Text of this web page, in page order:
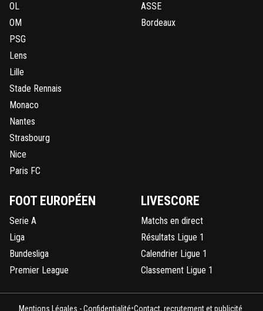
OL
OM
PSG
Lens
Lille
Stade Rennais
Monaco
Nantes
Strasbourg
Nice
Paris FC
ASSE
Bordeaux
FOOT EUROPÉEN
Serie A
Liga
Bundesliga
Premier League
LIVESCORE
Matchs en direct
Résultats Ligue 1
Calendrier Ligue 1
Classement Ligue 1
Mentions Légales - Confidentialité•Contact, recrutement et publicité